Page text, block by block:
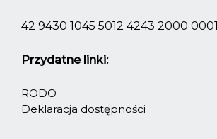
42 9430 1045 5012 4243 2000 0001
Przydatne linki:
RODO
Deklaracja dostępności